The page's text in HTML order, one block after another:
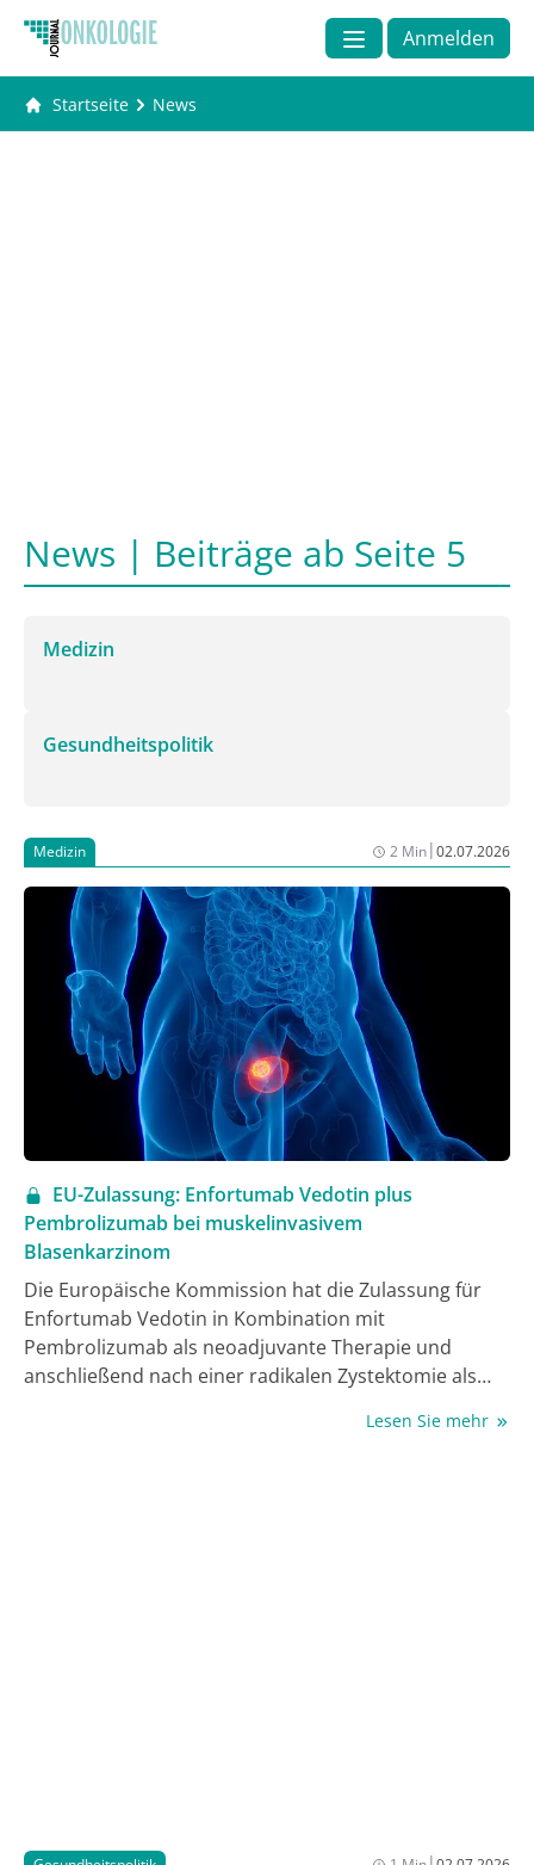
Anmelden
Startseite News
News | Beiträge ab Seite 5
Medizin
Gesundheitspolitik
Medizin 2 Min|02.07.2026
EU-Zulassung: Enfortumab Vedotin plus
Pembrolizumab bei muskelinvasivem
Blasenkarzinom
Die Europäische Kommission hat die Zulassung für
Enfortumab Vedotin in Kombination mit
Pembrolizumab als neoadjuvante Therapie und
anschließend nach einer radikalen Zystektomie als
muskelinvasivem Blasenkarzinom (MIBC), die für eine
Lesen Sie mehr